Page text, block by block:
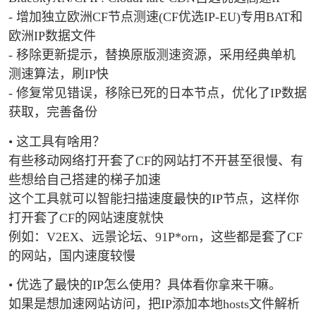
- 增加独立欧洲CF节点测速(CF优选IP-EU)专用BAT和
欧洲IP数据文件
- 移除更新提示，替换原版测速资源，采用经典单机
测速算法，刷IP快
- 修复常见错误，移除已死的日本节点，优化了IP数据
获取，完善备份
• 这工具有啥用？
有些移动网络打开套了CF的网站打不开甚至很慢、有
些想给自己搭建的梯子加速
这个工具就可以智能扫描速度最快的IP节点，这样你
打开套了CF的网站速度就快
例如：V2EX、远景论坛、91P*orn，这些都是套了CF
的网站，国内速度较慢
• 优选了最快的IP怎么使用？具体看你拿来干嘛。
如果是想加速网站访问，把IP添加本地hosts文件解析